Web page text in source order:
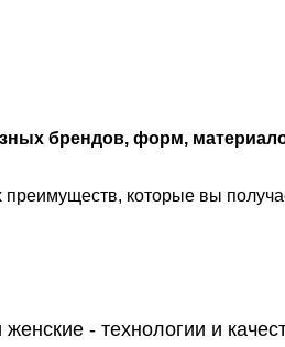
брендов, форм,
преимуществ, которые вы
женские - технологии и